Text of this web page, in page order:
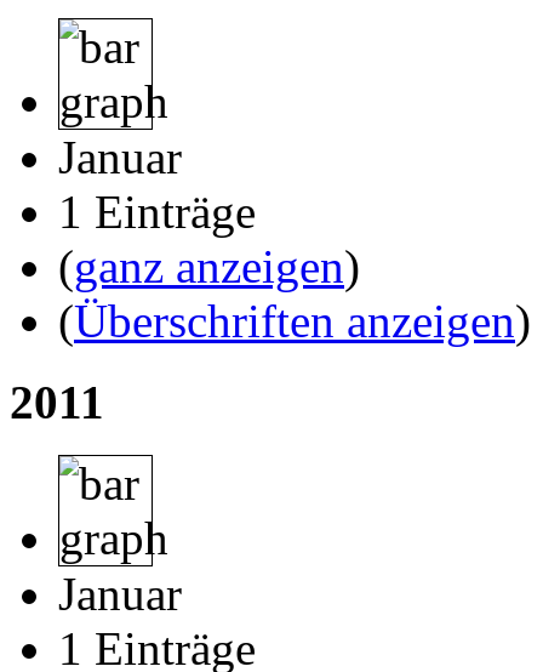
Januar
1 Einträge
(ganz anzeigen)
(Überschriften anzeigen)
2011
Januar
1 Einträge